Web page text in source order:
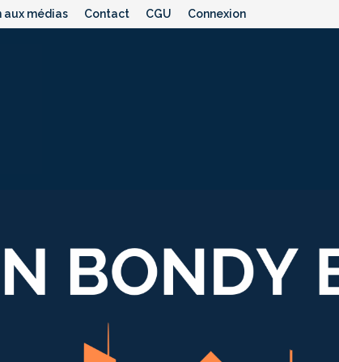
aux médias Contact CGU Connexion